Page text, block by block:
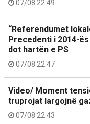
07/08 22:49
“Referendumet
Precedenti i 2014-
dot hartën e PS
07/08 22:47
Video/ Moment
truprojat largojnë
07/08 22:43